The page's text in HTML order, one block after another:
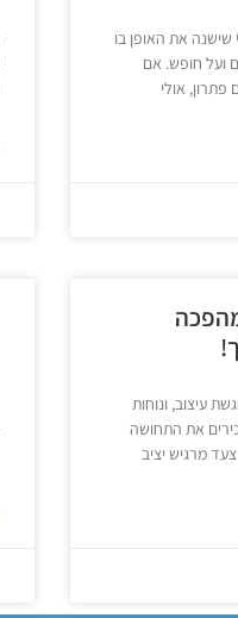
שישנה את האופן בו
ועל חופש. אם
אולי
עיצוב, ונוחות
את התחושה
מרגיש יציב